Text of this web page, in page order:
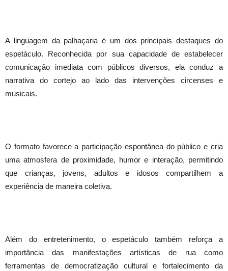
A linguagem da palhaçaria é um dos principais destaques do
espetáculo. Reconhecida por sua capacidade de estabelecer
comunicação imediata com públicos diversos, ela conduz a
narrativa do cortejo ao lado das intervenções circenses e
musicais.
O formato favorece a participação espontânea do público e cria
uma atmosfera de proximidade, humor e interação, permitindo
que crianças, jovens, adultos e idosos compartilhem a
experiência de maneira coletiva.
Além do entretenimento, o espetáculo também reforça a
importância das manifestações artísticas de rua como
ferramentas de democratização cultural e fortalecimento da